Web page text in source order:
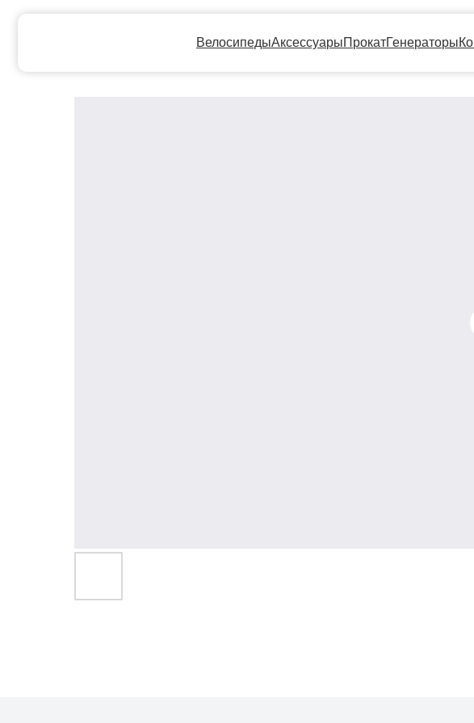
ВелосипедыАксессуарыПрокатГенераторыКонтакты